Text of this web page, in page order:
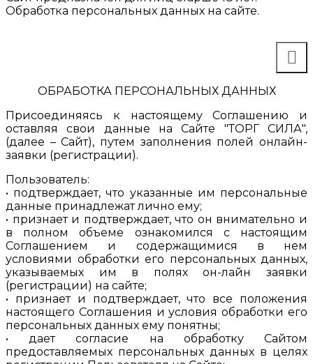
Обработка персональных данных на сайте.
ОБРАБОТКА ПЕРСОНАЛЬНЫХ ДАННЫХ
Присоединяясь к настоящему Соглашению и
оставляя свои данные на Сайте "ТОРГ СИЛА",
(далее – Сайт), путем заполнения полей онлайн-
заявки (регистрации).
Пользователь:
• подтверждает, что указанные им персональные
данные принадлежат лично ему;
• признает и подтверждает, что он внимательно и
в полном объеме ознакомился с настоящим
Соглашением и содержащимися в нем
условиями обработки его персональных данных,
указываемых им в полях он-лайн заявки
(регистрации) на сайте;
• признает и подтверждает, что все положения
настоящего Соглашения и условия обработки его
персональных данных ему понятны;
• дает согласие на обработку Сайтом
предоставляемых персональных данных в целях